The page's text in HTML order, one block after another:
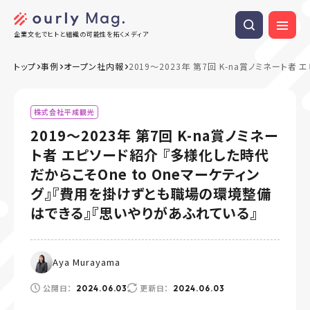
企業文化でヒトと組織の可能性を拓くメディア
トップ 事例 オープン社内報 2019～2023年 第7回 K-na賞ノミネート者 エ
株式会社平成観光
2019～2023年 第7回 K-na賞ノミネー
ト者 エピソード紹介 『多様化した時代
だからこそOne to Oneマーケティン
グ』『費用を掛けずとも職場の環境整備
はできる』『思いやりがあふれている』
Aya Murayama
公開日： 2024.06.03 更新日： 2024.06.03